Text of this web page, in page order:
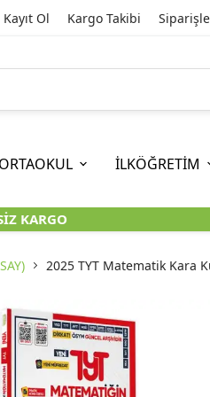
Kayıt Ol Kargo Takibi
11. SINIF
KARA KUTU
EĞİTİM
KARA KUTU
ORTAOKUL İLKÖĞRETİM
2025 TYT Matematik Kara